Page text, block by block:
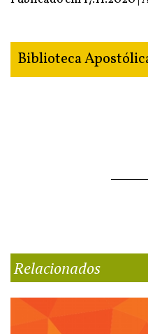
Biblioteca
Relacionados